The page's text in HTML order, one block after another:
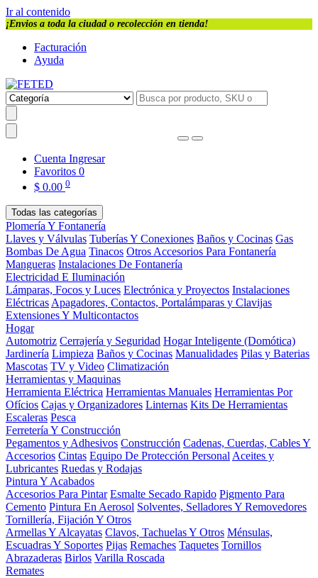
Ir al contenido
¡Envios a toda la ciudad o recolección en tienda!
Facturación
Ayuda
Cuenta Ingresar
Favoritos 0
$ 0.00 0
Todas las categorías
Plomería Y Fontanería
Llaves y Válvulas Tuberías Y Conexiones Baños y Cocinas Gas
Bombas De Agua Tinacos Otros Accesorios Para Fontanería
Mangueras Instalaciones De Fontanería
Electricidad E Iluminación
Lámparas, Focos y Luces Electrónica y Proyectos Instalaciones
Eléctricas Apagadores, Contactos, Portalámparas y Clavijas
Extensiones Y Multicontactos
Hogar
Automotriz Cerrajería y Seguridad Hogar Inteligente (Domótica)
Jardinería Limpieza Baños y Cocinas Manualidades Pilas y Baterias
Mascotas TV y Video Climatización
Herramientas y Maquinas
Herramienta Eléctrica Herramientas Manuales Herramientas Por
Ofícios Cajas y Organizadores Linternas Kits De Herramientas
Escaleras Pesca
Ferretería Y Construcción
Pegamentos y Adhesivos Construcción Cadenas, Cuerdas, Cables Y
Accesorios Cintas Equipo De Protección Personal Aceites y
Lubricantes Ruedas y Rodajas
Pintura Y Acabados
Accesorios Para Pintar Esmalte Secado Rapido Pigmento Para
Cemento Pintura En Aerosol Solventes, Selladores Y Removedores
Tornillería, Fijación Y Otros
Armellas Y Alcayatas Clavos, Tachuelas Y Otros Ménsulas,
Escuadras Y Soportes Pijas Remaches Taquetes Tornillos
Abrazaderas Birlos Varilla Roscada
Remates